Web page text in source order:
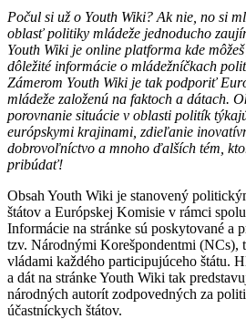
Počul si už o Youth Wiki? Ak nie, no si
oblasť politiky mládeže jednoducho
Youth Wiki je online platforma kde
dôležité informácie o mládežníčkach
Zámerom Youth Wiki je tak podporiť
mládeže založenú na faktoch a dátach.
porovnanie situácie v oblasti politík
európskymi krajinami, zdieľanie
dobrovoľníctvo a mnoho ďalších tém,
pribúdať!
Obsah Youth Wiki je stanovený
štátov a Európskej Komisie v rámci
Informácie na stránke sú poskytované a
tzv. Národnými Korešpondentmi (NCs),
vládami každého participujúceho štátu.
a dát na stránke Youth Wiki tak
národných autorít zodpovedných za
účastníckych štátov.